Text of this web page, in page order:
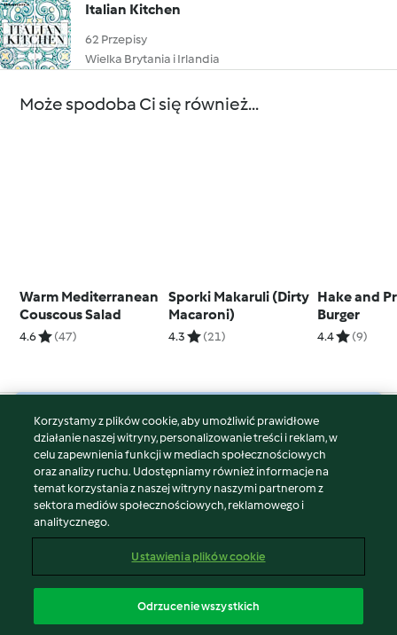
Italian Kitchen
62 Przepisy
Wielka Brytania i Irlandia
Może spodoba Ci się również...
Warm Mediterranean
Couscous Salad
4.6 (47)
Sporki Makaruli (Dirty
Macaroni)
4.3 (21)
Hake and
Burger
4.4 (9)
© Copyright 2026
Warunki korzystania
Polityka prywatności
Disclaimer
Znak wydawcy
Zgłoś treść
Oświadczenie o dostępności
Korzystamy z plików cookie, aby umożliwić prawidłowe
działanie naszej witryny, personalizowanie treści i reklam, w
celu zapewnienia funkcji w mediach społecznościowych
oraz analizy ruchu. Udostępniamy również informacje na
temat korzystania z naszej witryny naszymi partnerom z
sektora mediów społecznościowych, reklamowego i
analitycznego.
Ustawienia plików cookie
Odrzucenie wszystkich